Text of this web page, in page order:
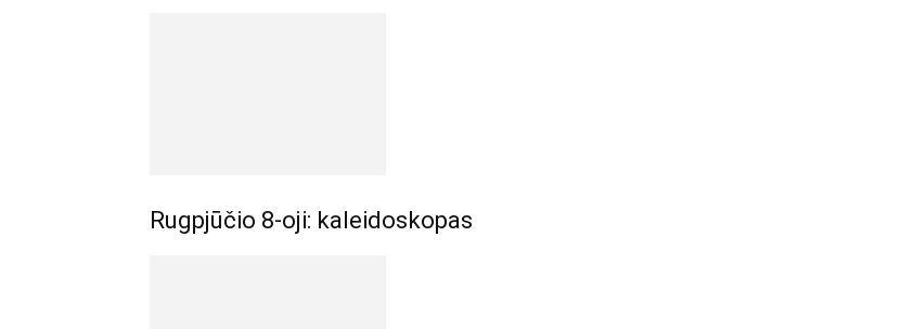
Rugpjūčio 8-oji: kaleidoskopas